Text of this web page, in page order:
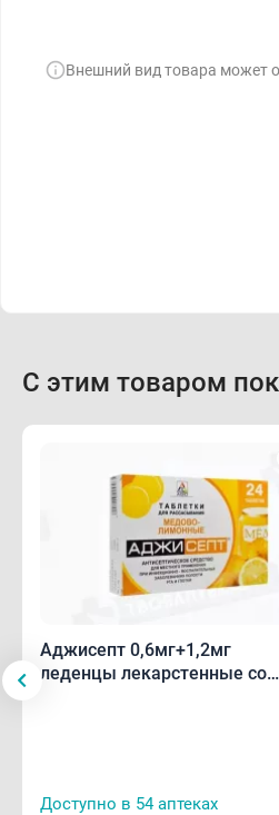
Внешний вид товара может
С этим товаром
Аджисепт 0,6мг+1,2мг
леденцы лекарстенные со
Доступно в 54 аптеках